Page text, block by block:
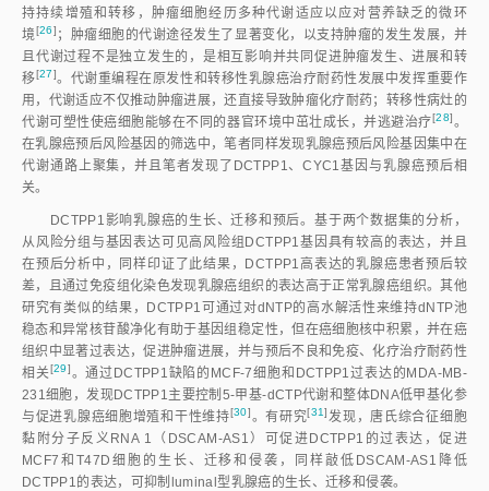
持持续增殖和转移，肿瘤细胞经历多种代谢适应以应对营养缺乏的微环
境[26] ；肿瘤细胞的代谢途径发生了显著变化，以支持肿瘤的发生发展，并
且代谢过程不是独立发生的，是相互影响并共同促进肿瘤发生、进展和转
移[27]。代谢重编程在原发性和转移性乳腺癌治疗耐药性发展中发挥重要作
用，代谢适应不仅推动肿瘤进展，还直接导致肿瘤化疗耐药；转移性病灶的
代谢可塑性使癌细胞能够在不同的器官环境中茁壮成长，并逃避治疗[28]。
在乳腺癌预后风险基因的筛选中，笔者同样发现乳腺癌预后风险基因集中在
代谢通路上聚集，并且笔者发现了DCTPP1、CYC1基因与乳腺癌预后相
关。
DCTPP1影响乳腺癌的生长、迁移和预后。基于两个数据集的分析，
从风险分组与基因表达可见高风险组DCTPP1基因具有较高的表达，并且
在预后分析中，同样印证了此结果，DCTPP1高表达的乳腺癌患者预后较
差，且通过免疫组化染色发现乳腺癌组织的表达高于正常乳腺癌组织。其他
研究有类似的结果，DCTPP1可通过对dNTP的高水解活性来维持dNTP池
稳态和异常核苷酸净化有助于基因组稳定性，但在癌细胞核中积累，并在癌
组织中显著过表达，促进肿瘤进展，并与预后不良和免疫、化疗治疗耐药性
相 关[29]。通过DCTPP1缺陷的MCF-7细胞和DCTPP1过表达的MDA-MB-
231细胞，发现DCTPP1主要控制5-甲基-dCTP代谢和整体DNA低甲基化参
与促进乳腺癌细胞增殖和干性维持[30]。有研究[31]发现，唐氏综合征细胞
黏附分子反义RNA 1（DSCAM-AS1）可促进DCTPP1的过表达，促进
MCF7和T47D细胞的生长、迁移和侵袭，同样敲低DSCAM-AS1降低
DCTPP1的表达，可抑制luminal型乳腺癌的生长、迁移和侵袭。